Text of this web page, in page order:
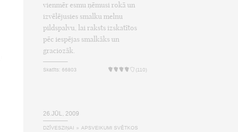
vienmēr esmu ņēmusi rokā un
izvēlējusies smalku melnu
pildspalvu, lai raksts izskatītos
pēc iespējas smalkāks un
graciozāk.
Skatīts: 66803 (110)
26.JŪL, 2009
DZĪVESZIŅAI » APSVEIKUMI SVĒTKOS